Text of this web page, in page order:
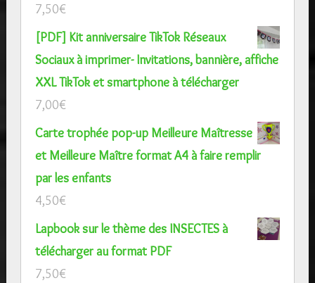
7,50€
[PDF] Kit anniversaire TikTok Réseaux
Sociaux à imprimer- Invitations, bannière, affiche
XXL TikTok et smartphone à télécharger
7,00€
Carte trophée pop-up Meilleure Maîtresse
et Meilleure Maître format A4 à faire remplir
par les enfants
4,50€
Lapbook sur le thème des INSECTES à
télécharger au format PDF
7,50€